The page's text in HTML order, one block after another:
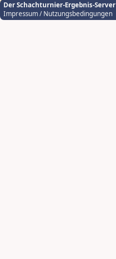
Der Schachturnier-Ergebnis-Server
Impressum / Nutzungsbedingungen